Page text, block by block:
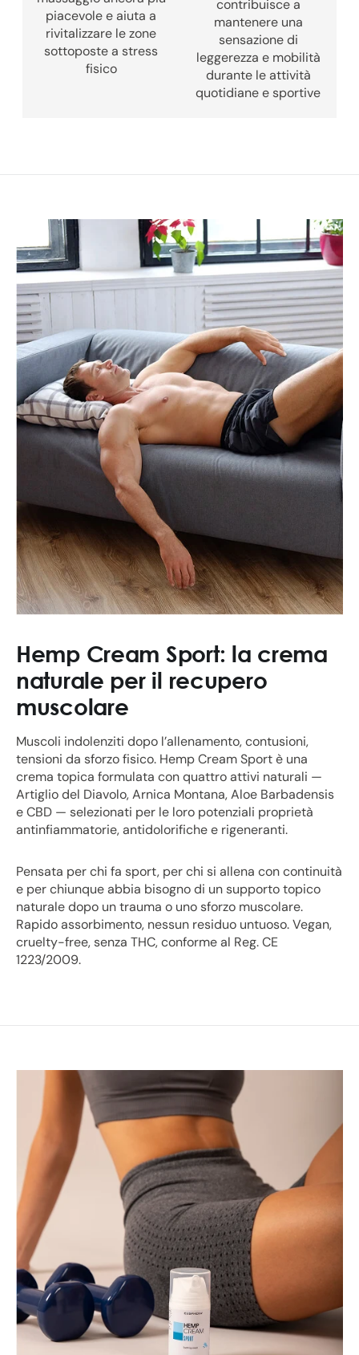
piacevole e aiuta a
rivitalizzare le zone
sottoposte a stress
fisico
contribuisce a
mantenere una
sensazione di
leggerezza e mobilità
durante le attività
quotidiane e sportive
Hemp Cream Sport: la crema
naturale per il recupero
muscolare
Muscoli indolenziti dopo l’allenamento, contusioni,
tensioni da sforzo fisico. Hemp Cream Sport è una
crema topica formulata con quattro attivi naturali —
Artiglio del Diavolo, Arnica Montana, Aloe Barbadensis
e CBD — selezionati per le loro potenziali proprietà
antinfiammatorie, antidolorifiche e rigeneranti.
Pensata per chi fa sport, per chi si allena con continuità
e per chiunque abbia bisogno di un supporto topico
naturale dopo un trauma o uno sforzo muscolare.
Rapido assorbimento, nessun residuo untuoso. Vegan,
cruelty-free, senza THC, conforme al Reg. CE
1223/2009.